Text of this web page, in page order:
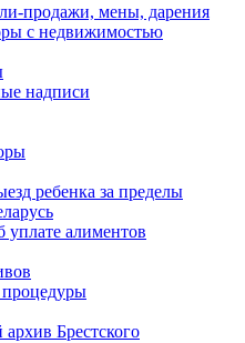
продажи, мены, дарения
с недвижимостью
надписи
ребенка за пределы
уплате алиментов
Брестского